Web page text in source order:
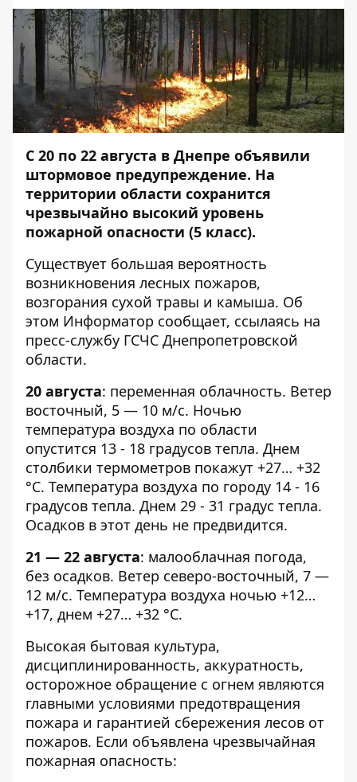
C 20 по 22 августа в Днепре объявили
штормовое предупреждение. На
территории области сохранится
чрезвычайно высокий уровень
пожарной опасности (5 класс).
Существует большая вероятность
возникновения лесных пожаров,
возгорания сухой травы и камыша. Об
этом Информатор сообщает, ссылаясь на
пресс-службу ГСЧС Днепропетровской
области.
20 августа: переменная облачность. Ветер
восточный, 5 — 10 м/с. Ночью
температура воздуха по области
опустится 13 - 18 градусов тепла. Днем
столбики термометров покажут +27… +32
°С. Температура воздуха по городу 14 - 16
градусов тепла. Днем 29 - 31 градус тепла.
Осадков в этот день не предвидится.
21 — 22 августа: малооблачная погода,
без осадков. Ветер северо-восточный, 7 —
12 м/с. Температура воздуха ночью +12…
+17, днем +27… +32 °С.
Высокая бытовая культура,
дисциплинированность, аккуратность,
осторожное обращение с огнем являются
главными условиями предотвращения
пожара и гарантией сбережения лесов от
пожаров. Если объявлена чрезвычайная
пожарная опасность: